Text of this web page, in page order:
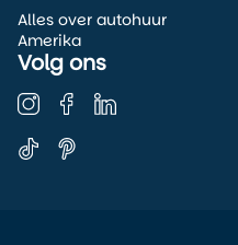
Alles over autohuur
Amerika
Volg ons